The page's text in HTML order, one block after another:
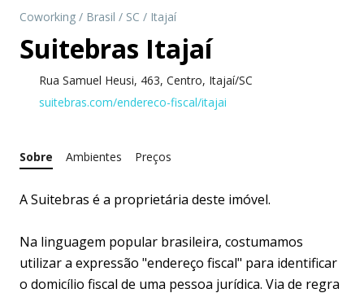
Coworking / Brasil / SC / Itajaí
Suitebras Itajaí
Rua Samuel Heusi, 463, Centro, Itajaí/SC
suitebras.com/endereco-fiscal/itajai
Sobre Ambientes Preços
A Suitebras é a proprietária deste imóvel.
Na linguagem popular brasileira, costumamos
utilizar a expressão "endereço fiscal" para identificar
o domicílio fiscal de uma pessoa jurídica. Via de regra